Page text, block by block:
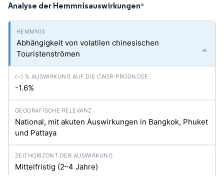
Analyse der Hemmnisauswirkungen*
Abhängigkeit von volatilen chinesischen
Touristenströmen
-1.6%
National, mit akuten Auswirkungen in Bangkok, Phuket
und Pattaya
Mittelfristig (2–4 Jahre)